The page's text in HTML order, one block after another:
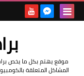
موقع يهتم بكل ما يخص
المشاكل المتعلقة